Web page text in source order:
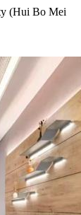
(Hui Bo Mei